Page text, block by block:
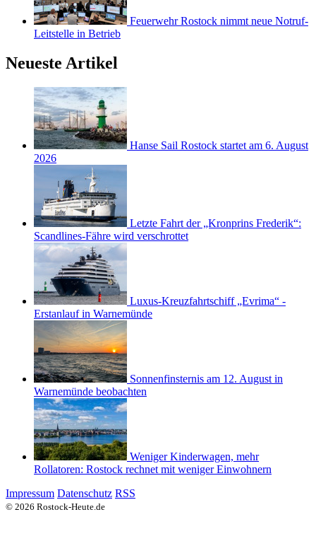
Feuerwehr Rostock nimmt neue Notruf-
Leitstelle in Betrieb
Neueste Artikel
Hanse Sail Rostock startet am 6. August
2026
Letzte Fahrt der „Kronprins Frederik“:
Scandlines-Fähre wird verschrottet
Luxus-Kreuzfahrtschiff „Evrima“ -
Erstanlauf in Warnemünde
Sonnenfinsternis am 12. August in
Warnemünde beobachten
Weniger Kinderwagen, mehr
Rollatoren: Rostock rechnet mit weniger Einwohnern
Impressum Datenschutz RSS
© 2026 Rostock-Heute.de